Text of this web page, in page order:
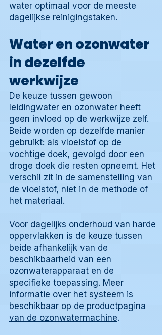
water optimaal voor de meeste
dagelijkse reinigingstaken.
Water en ozonwater
in dezelfde
werkwijze
De keuze tussen gewoon
leidingwater en ozonwater heeft
geen invloed op de werkwijze zelf.
Beide worden op dezelfde manier
gebruikt: als vloeistof op de
vochtige doek, gevolgd door een
droge doek die resten opneemt. Het
verschil zit in de samenstelling van
de vloeistof, niet in de methode of
het materiaal.
Voor dagelijks onderhoud van harde
oppervlakken is de keuze tussen
beide afhankelijk van de
beschikbaarheid van een
ozonwaterapparaat en de
specifieke toepassing. Meer
informatie over het systeem is
beschikbaar op de productpagina
van de ozonwatermachine.